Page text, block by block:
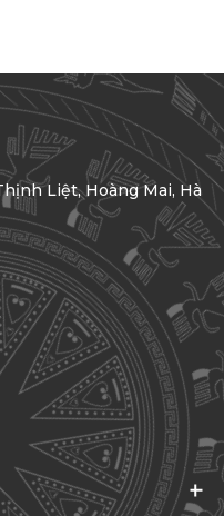
chiếc bình giữ nhiệt sẽ
Liệt, Hoàng Mai, Hà